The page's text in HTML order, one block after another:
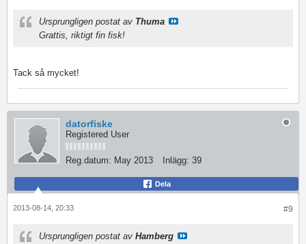
Ursprungligen postat av Thuma
Grattis, riktigt fin fisk!
Tack så mycket!
datorfiske
Registered User
Reg.datum: May 2013 Inlägg: 39
Dela
#9
2013-08-14, 20:33
Ursprungligen postat av Hamberg